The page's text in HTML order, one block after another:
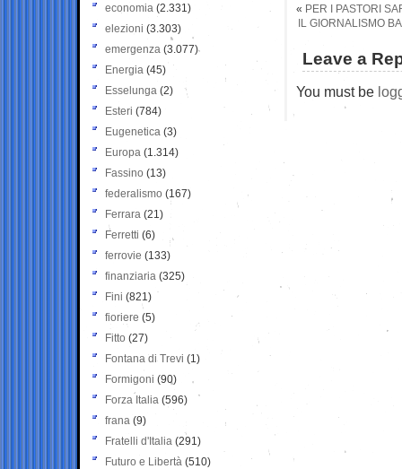
« PER I PASTORI
IL GIORNALISMO
Leave a
You must be
economia (2.331)
elezioni (3.303)
emergenza (3.077)
Energia (45)
Esselunga (2)
Esteri (784)
Eugenetica (3)
Europa (1.314)
Fassino (13)
federalismo (167)
Ferrara (21)
Ferretti (6)
ferrovie (133)
finanziaria (325)
Fini (821)
fioriere (5)
Fitto (27)
Fontana di Trevi (1)
Formigoni (90)
Forza Italia (596)
frana (9)
Fratelli d'Italia (291)
Futuro e Libertà (510)